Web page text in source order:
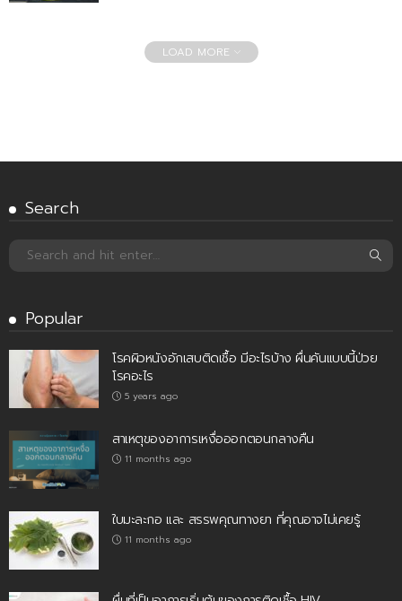
LOAD MORE
Search
Popular
โรคผิวหนังอักเสบติดเชื้อ มีอะไรบ้าง ผื่นคันแบบนี้ป่วย
โรคอะไร
5 years ago
สาเหตุของอาการเหงื่อออกตอนกลางคืน
11 months ago
ใบมะละกอ และ สรรพคุณทางยา ที่คุณอาจไม่เคยรู้
11 months ago